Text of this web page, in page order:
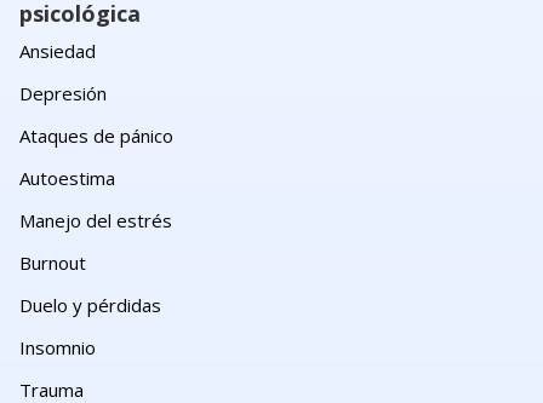
psicológica
Ansiedad
Depresión
Ataques de pánico
Autoestima
Manejo del estrés
Burnout
Duelo y pérdidas
Insomnio
Trauma